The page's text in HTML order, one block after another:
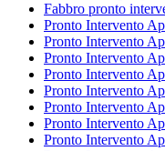
Fabbro pronto
Pronto Intervento
Pronto Intervento
Pronto Intervento
Pronto Intervento
Pronto Intervento
Pronto Intervento
Pronto Intervento
Pronto Intervento